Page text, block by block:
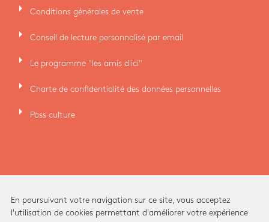
arrow_right Conditions générales de vente
arrow_right Conseil de lecture personnalisé par email
arrow_right Le programme "les amis d'ici"
arrow_right Charte de confidentialité des données personnelles
arrow_right Pass culture
En poursuivant votre navigation sur ce site, vous acceptez
l'utilisation de cookies permettant d'améliorer votre expérience